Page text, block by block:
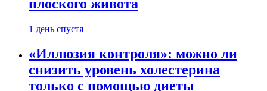
плоского живота
1 день спустя
«Иллюзия контроля»: можно ли
снизить уровень холестерина
только с помощью диеты